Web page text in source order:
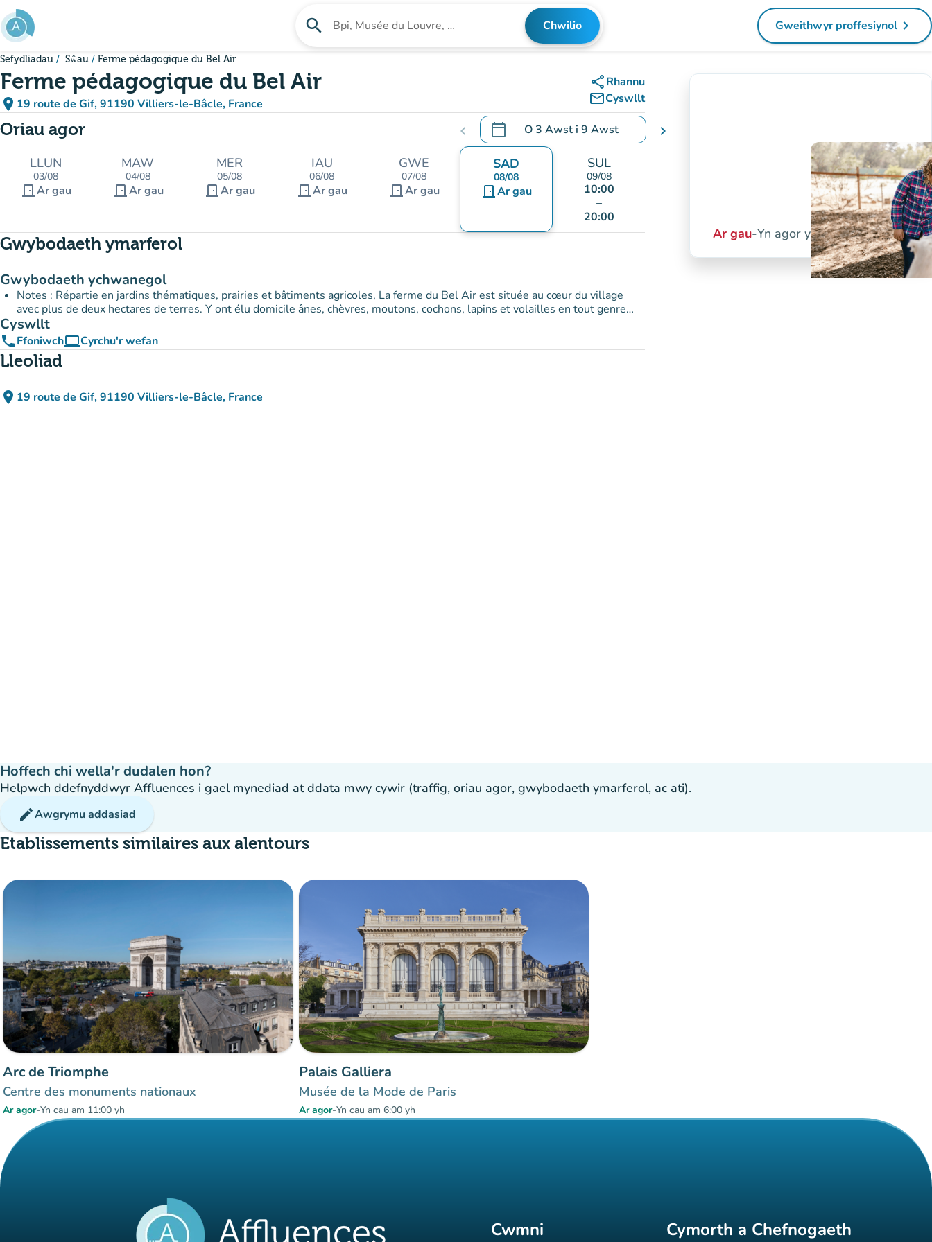
Mynd i'r prif gynnwys
search Chwilio am sefydliad Chwilio Gweithwyr proffesiynol navigate_next
(tab newydd)
Sefydliadau Sŵau Ferme pédagogique du Bel Air
Ferme pédagogique du Bel Air
place 19 route de Gif, 91190 Villiers-le-Bâcle, France
(agor yn Google Maps)
(tab newydd)
shareRhannu
mail_outlineCyswllt
Oriau agor chevron_left calendar_today O3 Awst i 9 Awst
.Agor y calendr i newid dyddiadau chevron_right
LLUN
03/08
door_frontAr gau
MAW
04/08
door_front Ar gau
MER
05/08
door_frontAr gau
IAU
06/08
door_front Ar gau
GWE
07/08
door_front Ar gau
SAD
08/08
door_frontAr gau
SUL
09/08
10:00
–
20:00
Gwybodaeth ymarferol
Gwybodaeth ychwanegol
Notes : Répartie en jardins thématiques, prairies et bâtiments agricoles, La ferme du Bel Air est située au cœur du village
avec plus de deux hectares de terres. Y ont élu domicile ânes, chèvres, moutons, cochons, lapins et volailles en tout genre…
Cyswllt
phoneFfoniwchcomputerCyrchu'r wefan
(tab newydd)
Lleoliad
place 19 route de Gif, 91190 Villiers-le-Bâcle, France
(agor yn Google Maps)
(tab newydd)
Ar gau-Yn agor yfory am 10:00 yb
Hoffech chi wella'r dudalen hon?
Helpwch ddefnyddwyr Affluences i gael mynediad at ddata mwy cywir (traffig, oriau agor, gwybodaeth ymarferol, ac ati).
editAwgrymu addasiad
Etablissements similaires aux alentours
Arc de Triomphe
Centre des monuments nationaux
Ar agor-Yn cau am 11:00 yh
Palais Galliera
Musée de la Mode de Paris
Ar agor-Yn cau am 6:00 yh
Eitemau 1 i 2 o 2
Cwmni Cymorth a Chefnogaeth